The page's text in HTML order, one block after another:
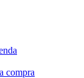
compra